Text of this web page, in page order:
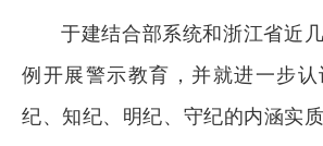
于建结合部系统和浙江省近
例开展警示教育，并就进一步
纪、知纪、明纪、守纪的内涵实